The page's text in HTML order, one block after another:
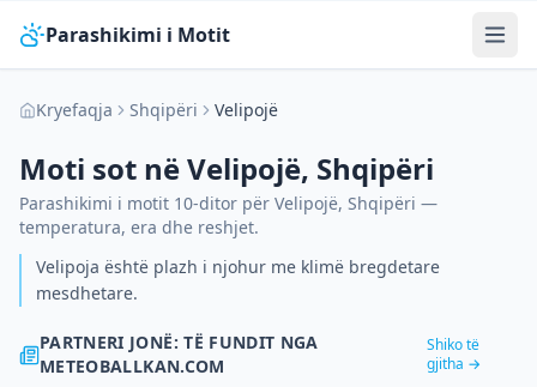
Parashikimi i Motit
Kryefaqja Shqipëri Velipojë
Moti sot nëVelipojë, Shqipëri
Parashikimi i motit 10-ditor për Velipojë, Shqipëri —
temperatura, era dhe reshjet.
Velipoja është plazh i njohur me klimë bregdetare
mesdhetare.
PARTNERI JONË: TË FUNDIT NGA
METEOBALLKAN.COM
Shiko të
gjitha →